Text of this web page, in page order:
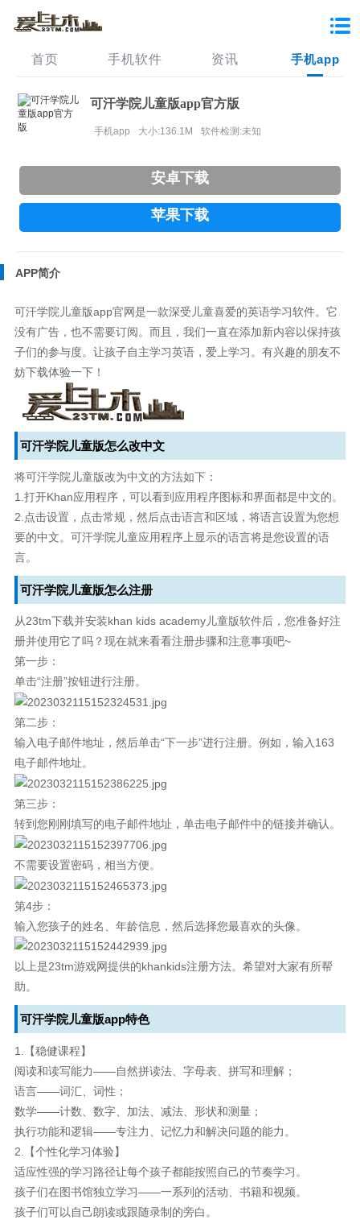
首页 手机软件 资讯 手机app
可汗学院儿童版app官方版
手机app 大小:136.1M 软件检测:未知
安卓下载
苹果下载
APP简介
可汗学院儿童版app官网是一款深受儿童喜爱的英语学习软件。它
没有广告，也不需要订阅。而且，我们一直在添加新内容以保持孩
子们的参与度。让孩子自主学习英语，爱上学习。有兴趣的朋友不
妨下载体验一下！
可汗学院儿童版怎么改中文
将可汗学院儿童版改为中文的方法如下：
1.打开Khan应用程序，可以看到应用程序图标和界面都是中文的。
2.点击设置，点击常规，然后点击语言和区域，将语言设置为您想
要的中文。可汗学院儿童应用程序上显示的语言将是您设置的语
言。
可汗学院儿童版怎么注册
从23tm下载并安装khan kids academy儿童版软件后，您准备好注
册并使用它了吗？现在就来看看注册步骤和注意事项吧~
第一步：
单击“注册”按钮进行注册。
第二步：
输入电子邮件地址，然后单击“下一步”进行注册。例如，输入163
电子邮件地址。
第三步：
转到您刚刚填写的电子邮件地址，单击电子邮件中的链接并确认。
不需要设置密码，相当方便。
第4步：
输入您孩子的姓名、年龄信息，然后选择您最喜欢的头像。
以上是23tm游戏网提供的khankids注册方法。希望对大家有所帮
助。
可汗学院儿童版app特色
1.【稳健课程】
阅读和读写能力——自然拼读法、字母表、拼写和理解；
语言——词汇、词性；
数学——计数、数字、加法、减法、形状和测量；
执行功能和逻辑——专注力、记忆力和解决问题的能力。
2.【个性化学习体验】
适应性强的学习路径让每个孩子都能按照自己的节奏学习。
孩子们在图书馆独立学习——一系列的活动、书籍和视频。
孩子们可以自己朗读或跟随录制的旁白。